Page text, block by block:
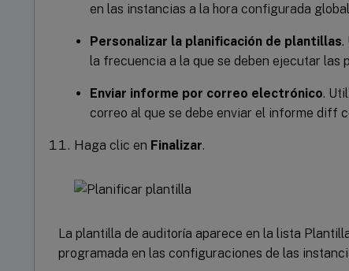
en las instancias a la hora configurada
Personalizar la planificación de plantillas.
la frecuencia a la que se deben ejecutar las
Enviar informe por correo electrónico.
correo al que se debe enviar el informe diff
Haga clic en Finalizar.
La plantilla de auditoría aparece en la lista
programada en las configuraciones de las